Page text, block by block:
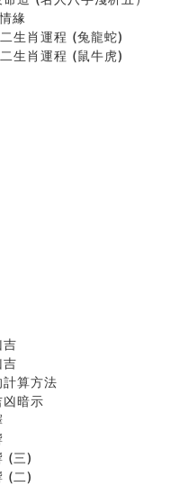
么时候能够遇到姻缘结婚
究 (下)
断法【四柱技巧】
！大門風水擺設？門中門風
泛
汉字有哪些？五行属水的
来
天赋？手指长短能看出什
)
住宅風水十大禁忌
）
这种手相福运在何处？
结五十条
條
识
官运、事业运？
緣
生肖運程 (兔龍蛇)
生肖運程 (鼠牛虎)
吉
吉
算方法
暗示
(三)
(二)